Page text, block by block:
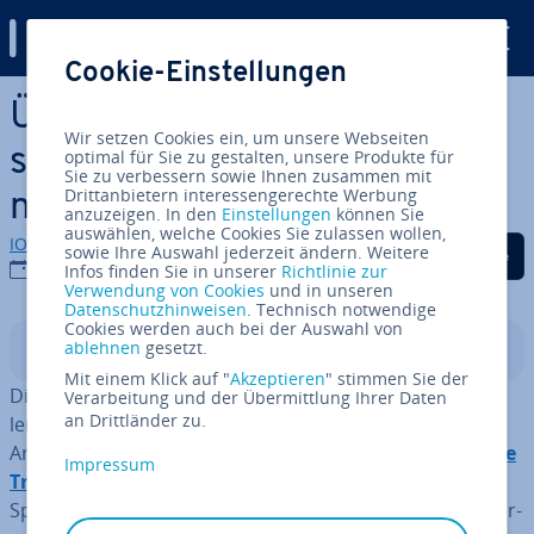
Zum Haupt­in­halt springen
Über­set­zungs­tools: Prak­ti­
sche Google-Translate-Al­ter­
na­ti­ven im Netz
IONOS Redaktion
19.05.2020
Auf Facebook teilen
Auf Twitter teilen
Auf LinkedIn
In­halts­ver­zeich­nis
Die digitale Welt wird immer globaler und in­ter­na­tio­na­
ler. Ob im Web 2.0, den sozialen Netz­wer­ken, bei der
Arbeit oder im Urlaub:
Google
Translate
Sprachen zu­recht­zu­kom­men. Das brow­ser­ba­sier­te Über­
Cookie-Einstellungen
Wir setzen Cookies ein, um unsere Webseiten
optimal für Sie zu gestalten, unsere Produkte für
Sie zu verbessern sowie Ihnen zusammen mit
Drittanbietern interessengerechte Werbung
anzuzeigen. In den Einstellungen können Sie
auswählen, welche Cookies Sie zulassen wollen,
sowie Ihre Auswahl jederzeit ändern. Weitere
Infos finden Sie in unserer Richtlinie zur
Verwendung von Cookies und in unseren
Datenschutzhinweisen. Technisch notwendige
Cookies werden auch bei der Auswahl von
ablehnen gesetzt.
Mit einem Klick auf "Akzeptieren" stimmen Sie der
Verarbeitung und der Übermittlung Ihrer Daten
an Drittländer zu.
Impressum